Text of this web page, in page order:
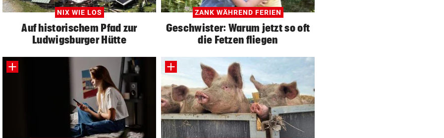
NIX WIE LOS
Auf historischem Pfad zur
Ludwigsburger Hütte
ZANK WÄHREND FERIEN
Geschwister: Warum jetzt so oft
die Fetzen fliegen